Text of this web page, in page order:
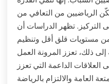
الرياضيين من التعافي من
التركيز. تظهر الدراسات أن
من مستويات قلق أقل وتنظيم
ذلك، تعزز المرونة العمل
الداعمة التي تعزز